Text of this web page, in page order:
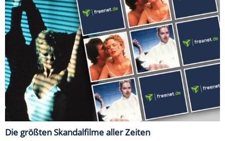
Die größten Skandalfilme aller Zeiten